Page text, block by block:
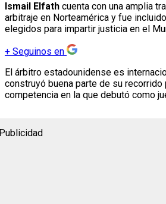
Ismail Elfath cuenta con una amplia
arbitraje en Norteamérica y fue
elegidos para impartir justicia en el
+ Seguinos en
El árbitro estadounidense es
construyó buena parte de su
competencia en la que debutó como